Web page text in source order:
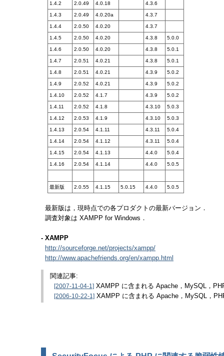
1.4.2 2.0.49 4.0.18 4.3.6
1.4.3 2.0.49 4.0.20a 4.3.7
1.4.4 2.0.50 4.0.20 4.3.7
1.4.5 2.0.50 4.0.20 4.3.8 5.0.0
1.4.6 2.0.50 4.0.20 4.3.8 5.0.1
1.4.7 2.0.51 4.0.21 4.3.8 5.0.1
1.4.8 2.0.51 4.0.21 4.3.9 5.0.2
1.4.9 2.0.52 4.0.21 4.3.9 5.0.2
1.4.10 2.0.52 4.1.7 4.3.9 5.0.2
1.4.11 2.0.52 4.1.8 4.3.10 5.0.3
1.4.12 2.0.53 4.1.9 4.3.10 5.0.3
1.4.13 2.0.54 4.1.11 4.3.11 5.0.4
1.4.14 2.0.54 4.1.12 4.3.11 5.0.4
1.4.15 2.0.54 4.1.13 4.4.0 5.0.4
1.4.16 2.0.54 4.1.14 4.4.0 5.0.5
最新版 2.0.55 4.1.15 5.0.15 4.4.0 5.0.5
最新版は，現時点での各プロダクトの最新バージョン．
調査対象は XAMPP for Windows．
- XAMPP
http://sourceforge.net/projects/xampp/
http://www.apachefriends.org/en/xampp.html
関連記事:
[2007-11-04-1] XAMPP に含まれる Apache，MySQL，
[2006-10-22-1] XAMPP に含まれる Apache，MySQL，